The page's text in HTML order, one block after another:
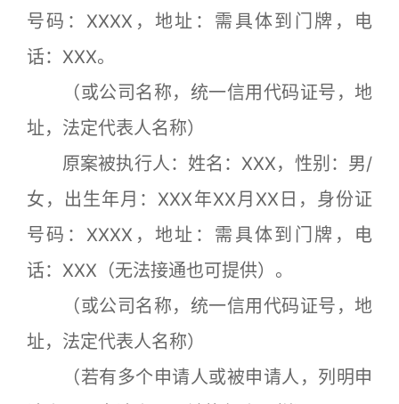
号码：XXXX，地址：需具体到门牌，电
话：XXX。
（或公司名称，统一信用代码证号，地
址，法定代表人名称）
原案被执行人：姓名：XXX，性别：男/
女，出生年月：XXX年XX月XX日，身份证
号码：XXXX，地址：需具体到门牌，电
话：XXX（无法接通也可提供）。
（或公司名称，统一信用代码证号，地
址，法定代表人名称）
（若有多个申请人或被申请人，列明申